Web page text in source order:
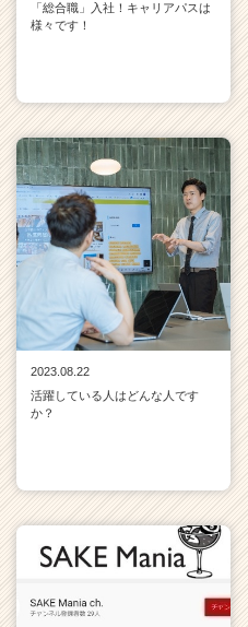
「総合職」入社！キャリアパスは
様々です！
2023.08.22
活躍している人はどんな人です
か？